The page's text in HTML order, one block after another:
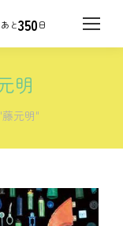
350日
明
元明"